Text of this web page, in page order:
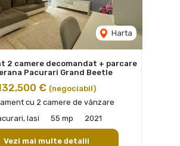
Harta
2 camere decomandat + parcare
Pacurari Grand Beetle
€ (negociabil)
cu 2 camere de vânzare
Iasi
55 mp 2021
Vezi mai multe detalii